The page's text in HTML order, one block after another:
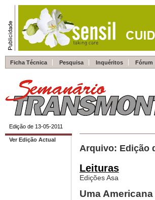
Ficha Técnica Pesquisa Inquéritos Fórum
Edição de 13-05-2011
Ver Edição Actual
Arquivo: Edição
Leituras
Edições Asa
Uma